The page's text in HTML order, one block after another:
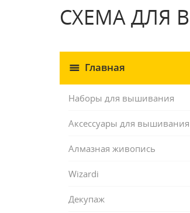
СХЕМА ДЛЯ
Главная
Наборы для вышивания
Аксессуары для вышивания
Алмазная живопись
Wizardi
Декупаж